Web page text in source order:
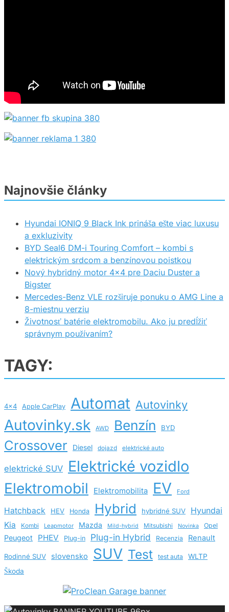
Najnovšie články
Hyundai IONIQ 9 Black Ink prináša ešte viac luxusu
a exkluzivity
BYD Seal6 DM-i Touring Comfort – kombi s
elektrickým srdcom a benzínovou poistkou
Nový hybridný motor 4×4 pre Daciu Duster a
Bigster
Mercedes-Benz VLE rozširuje ponuku o AMG Line a
8-miestnu verziu
Životnosť batérie elektromobilu. Ako ju predĺžiť
správnym používaním?
TAGY:
4x4 Apple CarPlay Automat Autovinky
Autovinky.sk AWD Benzín BYD
Crossover Diesel dojazd elektrické auto
elektrické SUV Elektrické vozidlo
Elektromobil Elektromobilita EV Ford
Hatchback HEV Honda Hybrid hybridné SUV
Hyundai
Kia
Kombi Leapmotor Mazda Mild-hybrid Mitsubishi Novinka Opel
Peugeot PHEV Plug-in Plug-in Hybrid Recenzia Renault
Rodinné SUV slovensko SUV Test test auta
WLTP
Škoda